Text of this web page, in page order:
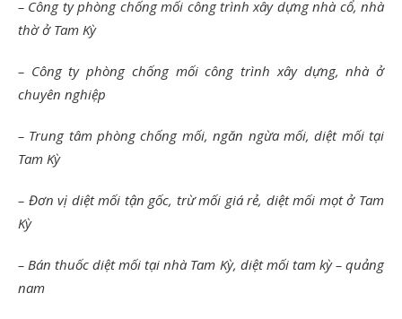
– Công ty phòng chống mối công trình xây dựng nhà cổ, nhà
thờ ở Tam Kỳ
– Công ty phòng chống mối công trình xây dựng, nhà ở
chuyên nghiệp
– Trung tâm phòng chống mối, ngăn ngừa mối, diệt mối tại
Tam Kỳ
– Đơn vị diệt mối tận gốc, trừ mối giá rẻ, diệt mối mọt ở Tam
Kỳ
– Bán thuốc diệt mối tại nhà Tam Kỳ, diệt mối tam kỳ – quảng
nam